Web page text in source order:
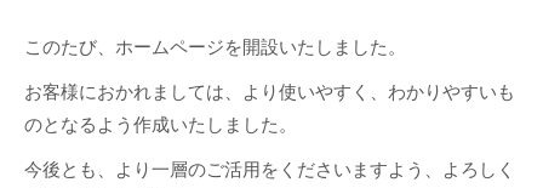
このたび、ホームページを開設いたしました。
お客様におかれましては、より使いやすく、わかりやすいも
のとなるよう作成いたしました。
今後とも、より一層のご活用をくださいますよう、よろしく